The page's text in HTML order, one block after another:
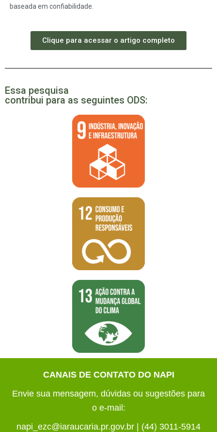
baseada em confiabilidade.
Clique para acessar o artigo completo
Essa pesquisa
contribui para as seguintes ODS:
CANAIS DE CONTATO DO NAPI
Envie sua mensagem, dúvidas ou sugestões para
o e-mail:
napi_ezc@iaraucaria.pr.gov.br | (44) 3011-5914